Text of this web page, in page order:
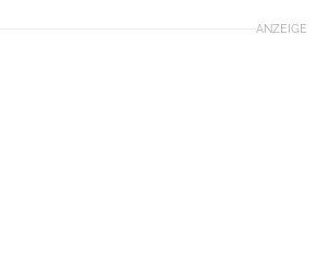
ANZEIGE